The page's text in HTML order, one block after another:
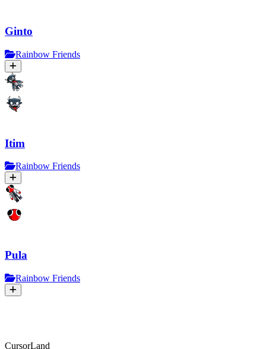
Ginto
Rainbow Friends
Itim
Rainbow Friends
Pula
Rainbow Friends
CursorLand